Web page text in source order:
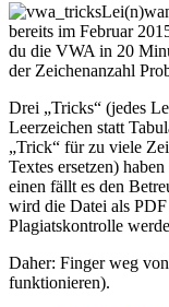
bereits im Februar
du die VWA in 20
der Zeichenanzahl
Drei „Tricks“ (jedes
Leerzeichen statt
„Trick“ für zu viele
Textes ersetzen)
einen fällt es den
wird die Datei als PDF
Plagiatskontrolle
Daher: Finger weg
funktionieren).